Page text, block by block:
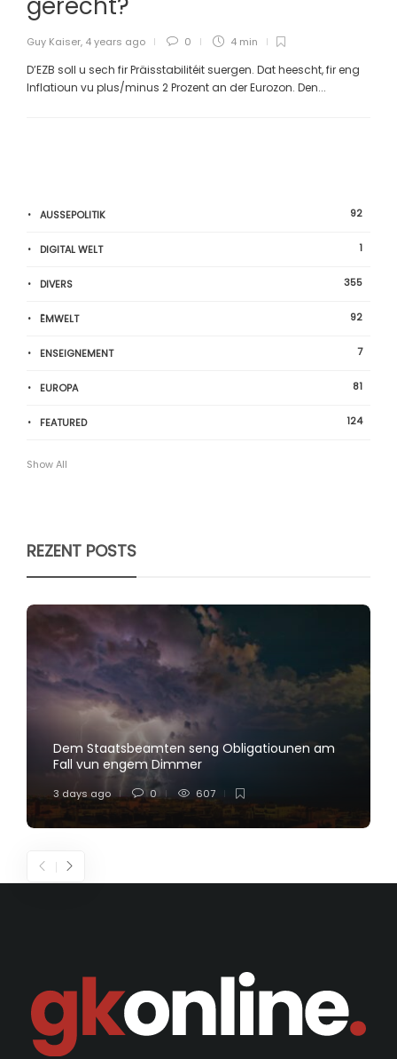
Guy Kaiser, 4 years ago 0 4 min
D’EZB soll u sech fir Präisstabilitéit suergen. Dat heescht, fir eng
Inflatioun vu plus/minus 2 Prozent an der Eurozon. Den...
AUSSEPOLITIK 92
DIGITAL WELT 1
DIVERS 355
ËMWELT 92
ENSEIGNEMENT 7
EUROPA 81
FEATURED 124
Show All
REZENT POSTS
Dem Staatsbeamten seng Obligatiounen am
Fall vun engem Dimmer
3 days ago 0 607